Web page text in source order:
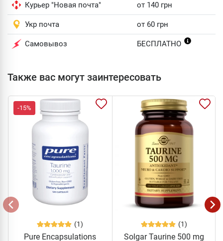
Курьер "Новая почта" от 140 грн
Укр почта от 60 грн
Самовывоз БЕСПЛАТНО
Также вас могут заинтересовать
-15%
(1)
Pure Encapsulations
(1)
Solgar Taurine 500 mg